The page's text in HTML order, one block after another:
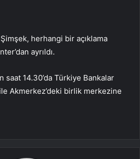
herhangi bir açıklama
ayrıldı.
saat 14.30’da Türkiye Bankalar
Akmerkez’deki birlik merkezine